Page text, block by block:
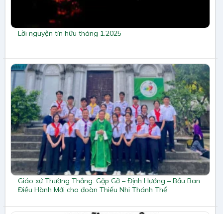
Lời nguyện tín hữu tháng 1.2025
Giáo xứ Thường Thắng: Gặp Gỡ – Định Hướng – Bầu Ban
Điều Hành Mới cho đoàn Thiếu Nhi Thánh Thể